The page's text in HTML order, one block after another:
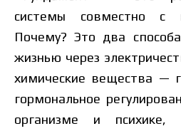
системы совместно с
Почему? Это два
жизнью через
химические вещества —
гормональное
организме и